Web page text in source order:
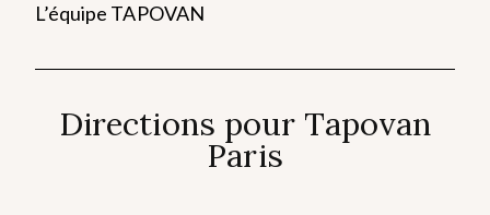
L’équipe TAPOVAN
Directions pour Tapovan
Paris